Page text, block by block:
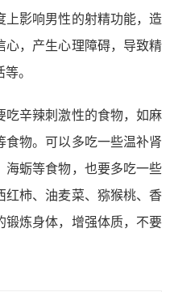
上影响男性的射精功能，造
心，产生心理障碍，导致精
。
吃辛辣刺激性的食物，如麻
食物。可以多吃一些温补肾
海蛎等食物，也要多吃一些
红柿、油麦菜、猕猴桃、香
锻炼身体，增强体质，不要